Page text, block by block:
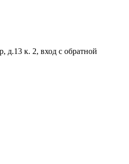
д.13 к. 2, вход с обратной